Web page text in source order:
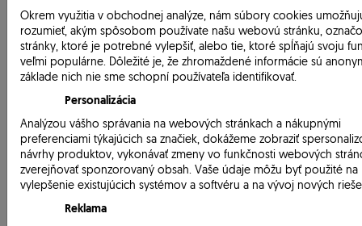
Packet
Packet
Počet
dokladov v
SRS-
databáze/rok
Počet SRS -
licencií
Okrem využitia v obchodnej analýze, nám súbory cookies
rozumieť, akým spôsobom používate našu webovú stránku,
stránky, ktoré je potrebné vylepšiť, alebo tie, ktoré spĺňajú svoju
veľmi populárne. Dôležité je, že zhromaždené informácie sú
základe nich nie sme schopní používateľa identifikovať.
Personalizácia
Analýzou vášho správania na webových stránkach a nákupnými
preferenciami týkajúcich sa značiek, dokážeme zobraziť
návrhy produktov, vykonávať zmeny vo funkčnosti webových
zverejňovať sponzorovaný obsah. Vaše údaje môžu byť použité na
vylepšenie existujúcich systémov a softvéru a na vývoj nových
Reklama